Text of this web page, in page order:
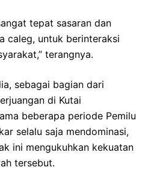
tepat sasaran dan
caleg, untuk berinteraksi
terangnya.
sebagai bagian dari
di Kutai
beberapa periode Pemilu
selalu saja mendominasi,
ini mengukuhkan kekuatan
tersebut.